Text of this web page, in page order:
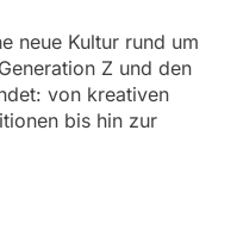
neue Kultur rund um
Z und den
von kreativen
bis hin zur